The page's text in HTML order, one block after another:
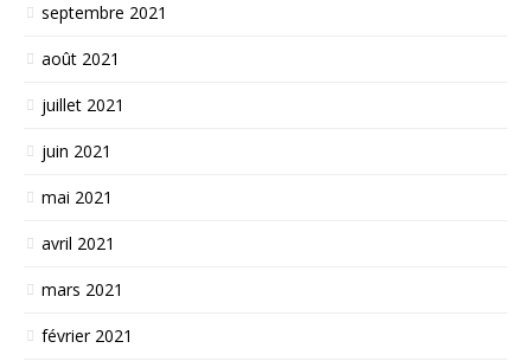
septembre 2021
août 2021
juillet 2021
juin 2021
mai 2021
avril 2021
mars 2021
février 2021